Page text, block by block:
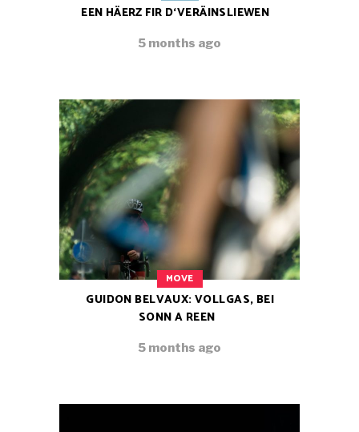
EEN HÄERZ FIR D‘VERÄINSLIEWEN
5 months ago
MOVE
GUIDON BELVAUX: VOLLGAS, BEI
SONN A REEN
5 months ago